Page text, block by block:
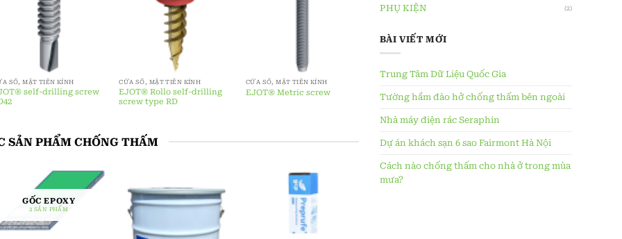
CỬA SỔ, MẶT TIỀN KÍNH
EJOT PT® screw type DG
55-C
CỬA SỔ, MẶT TIỀN KÍNH
EJOT® Transom screw
SỔ, MẶT TIỀN KÍNH
self-drilling screw
FDM1
SẢN PHẨM CHỐNG THẤM
GỐC EPOXY
2 SẢN PHẨM
PHỤ KIỆN (2)
BÀI VIẾT MỚI
Trung Tâm Dữ Liệu Quốc Gia
Tường hầm đào hở chống thấm bên ngoài
Nhà máy điện rác Seraphin
Dự án khách sạn 6 sao Fairmont Hà Nội
Cách nào chống thấm cho nhà ở trong mùa
mưa?